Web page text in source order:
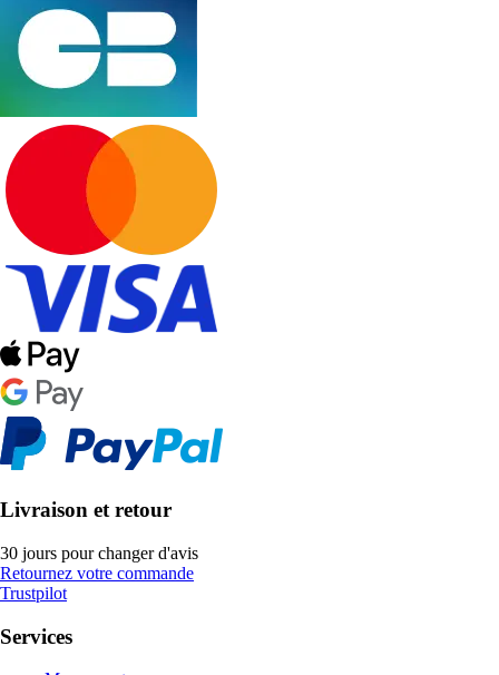
Livraison et retour
30 jours pour changer d'avis
Retournez votre commande
Trustpilot
Services